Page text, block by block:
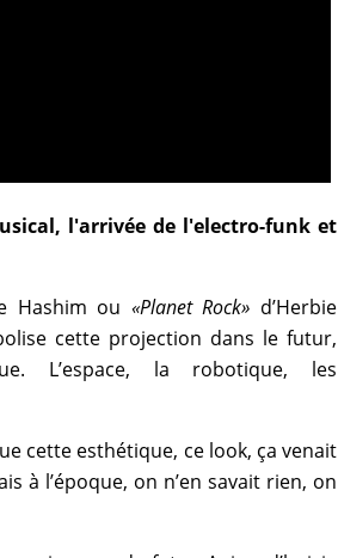
l'arrivée de l'electro-funk et
Hashim ou «Planet Rock» d’Herbie
cette projection dans le futur,
L’espace, la robotique, les
cette esthétique, ce look, ça venait
à l’époque, on n’en savait rien, on